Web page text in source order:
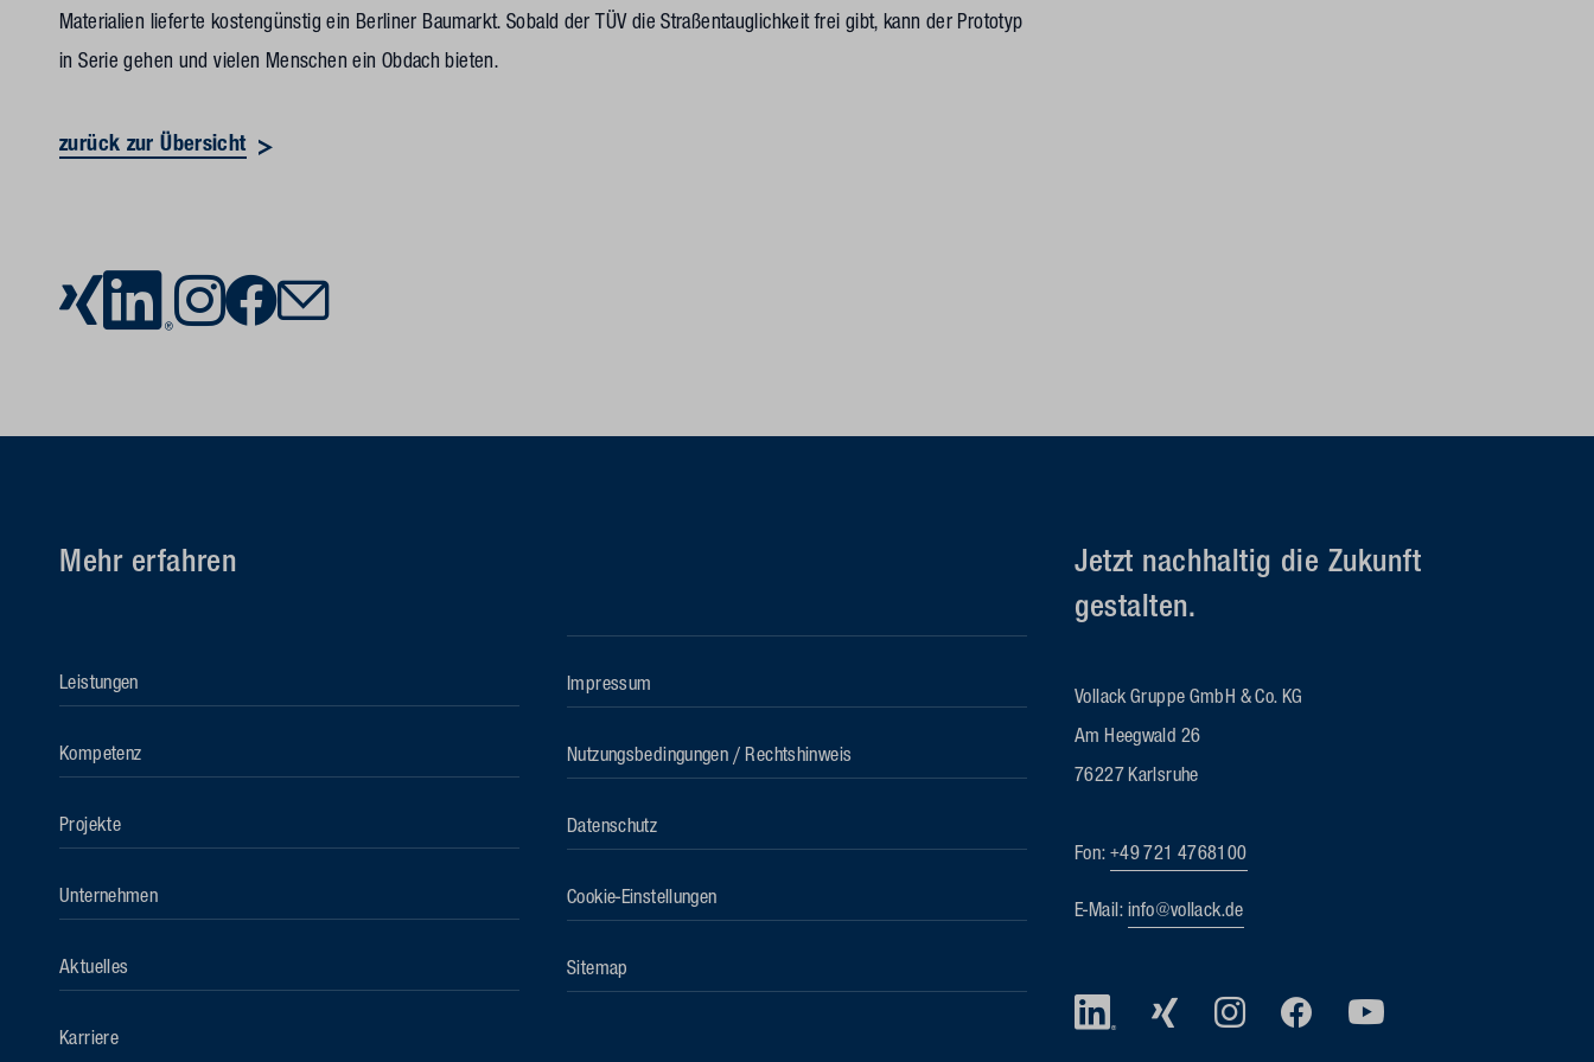
Materialien lieferte kostengünstig ein Berliner Baumarkt. Sobald der TÜV die Straßentauglichkeit frei gibt, kann der Prototyp
in Serie gehen und vielen Menschen ein Obdach bieten.
zurück zur Übersicht
Mehr erfahren
Leistungen
Kompetenz
Projekte
Unternehmen
Aktuelles
Karriere
Impressum
Nutzungsbedingungen / Rechtshinweis
Datenschutz
Cookie-Einstellungen
Sitemap
Jetzt nachhaltig die Zukunft
gestalten.
Vollack Gruppe GmbH & Co. KG
Am Heegwald 26
76227 Karlsruhe
Fon: +49 721 4768100
E-Mail:info@vollack.de